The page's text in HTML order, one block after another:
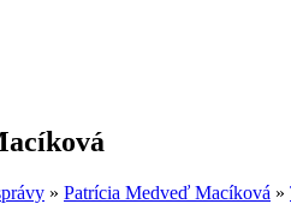
» Patrícia Medveď Macíková »